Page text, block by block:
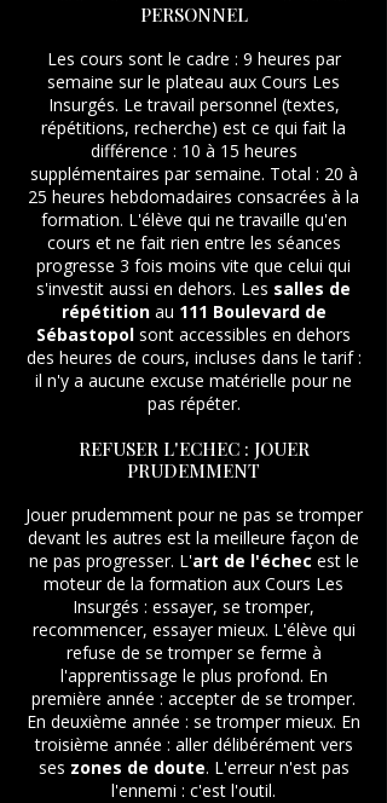
PERSONNEL
Les cours sont le cadre : 9 heures par
semaine sur le plateau aux Cours Les
Insurgés. Le travail personnel (textes,
répétitions, recherche) est ce qui fait la
différence : 10 à 15 heures
supplémentaires par semaine. Total : 20 à
25 heures hebdomadaires consacrées à la
formation. L'élève qui ne travaille qu'en
cours et ne fait rien entre les séances
progresse 3 fois moins vite que celui qui
s'investit aussi en dehors. Les salles de
répétitionau 111 Boulevard de
Sébastopol sont accessibles en dehors
des heures de cours, incluses dans le tarif :
il n'y a aucune excuse matérielle pour ne
pas répéter.
REFUSER L'ECHEC : JOUER
PRUDEMMENT
Jouer prudemment pour ne pas se tromper
devant les autres est la meilleure façon de
ne pas progresser. L'art de l'échec est le
moteur de la formation aux Cours Les
Insurgés : essayer, se tromper,
recommencer, essayer mieux. L'élève qui
refuse de se tromper se ferme à
l'apprentissage le plus profond. En
première année : accepter de se tromper.
En deuxième année : se tromper mieux. En
troisième année : aller délibérément vers
ses zones de doute. L'erreur n'est pas
l'ennemi : c'est l'outil.